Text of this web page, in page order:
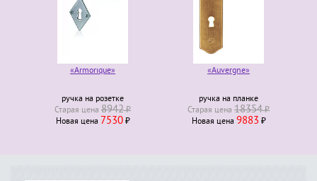
«Armorique»
ручка на розетке
Старая ценa 8942₽
Новая ценa 7530₽
«Auvergne»
ручка на планке
Старая ценa 18354₽
Новая ценa 9883 ₽